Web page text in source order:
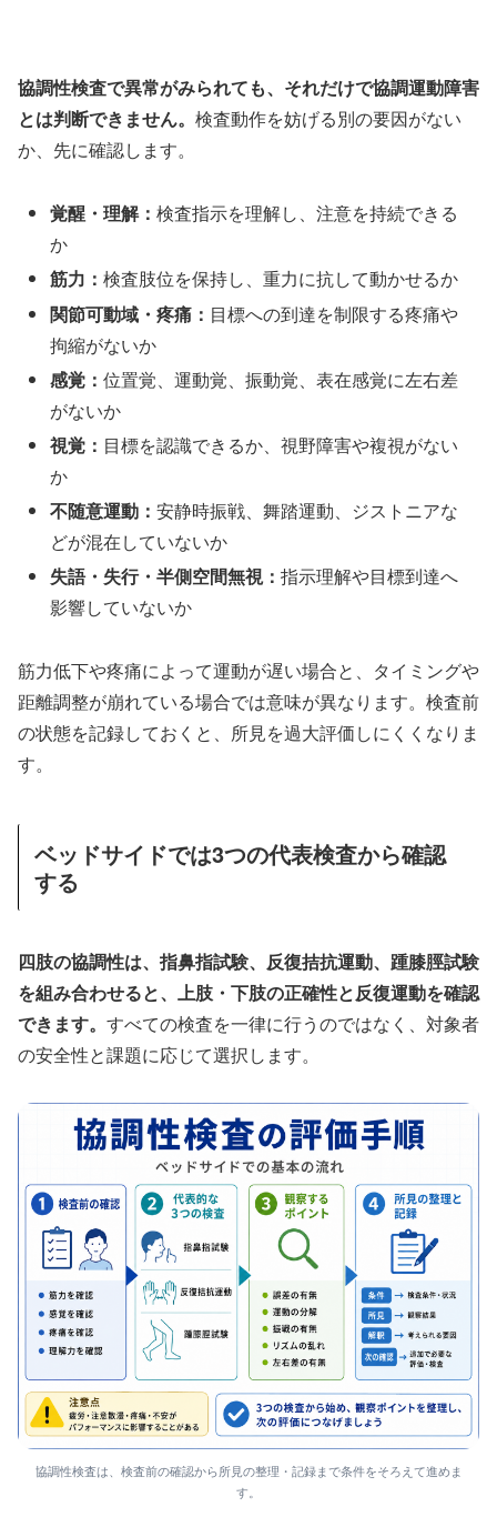
協調性検査で異常がみられても、それだけで協調運動障害
とは判断できません。 検査動作を妨げる別の要因がない
か、先に確認します。
覚醒・理解：検査指示を理解し、注意を持続できる
か
筋力：検査肢位を保持し、重力に抗して動かせるか
関節可動域・疼痛： 目標への到達を制限する疼痛や
拘縮がないか
感覚：位置覚、運動覚、振動覚、表在感覚に左右差
がないか
視覚： 目標を認識できるか、視野障害や複視がない
か
不随意運動：安静時振戦、舞踏運動、ジストニアな
どが混在していないか
失語・失行・半側空間無視：指示理解や目標到達へ
影響していないか
筋力低下や疼痛によって運動が遅い場合と、タイミングや
距離調整が崩れている場合では意味が異なります。検査前
の状態を記録しておくと、所見を過大評価しにくくなりま
す。
ベッドサイドでは3つの代表検査から確認
する
四肢の協調性は、指鼻指試験、反復拮抗運動、踵膝脛試験
を組み合わせると、上肢・下肢の正確性と反復運動を確認
できます。 すべての検査を一律に行うのではなく、対象者
の安全性と課題に応じて選択します。
協調性検査は、検査前の確認から所見の整理・記録まで条件をそろえて進めま
す。